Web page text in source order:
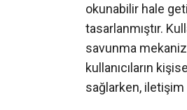
okunabilir hale
tasarlanmıştır.
savunma
kullanıcıların
sağlarken, iletişim